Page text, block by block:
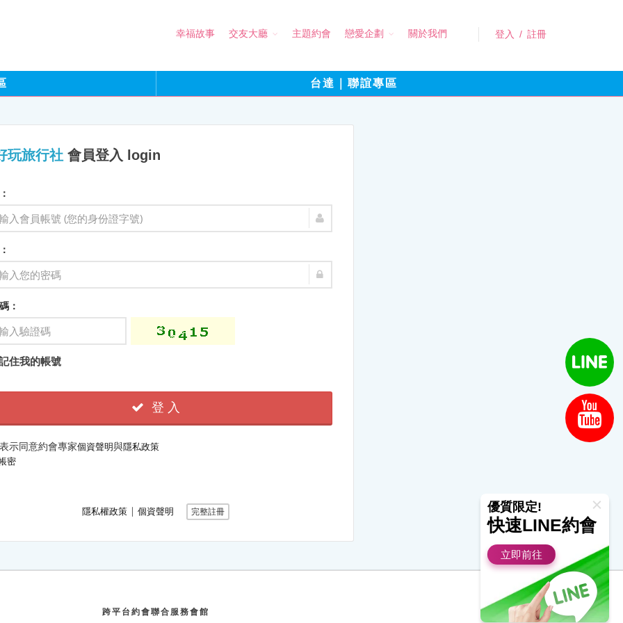
登入 / 註冊
幸福故事 交友大廳 主題約會 戀愛企劃 關於我們
台達｜聯誼專區
玩旅行社會員登入 login
：
住我的帳號
登 入
示同意約會專家個資聲明與隱私政策
密
隱私權政策 ∣ 個資聲明 完整註冊
跨平台約會聯合服務會館
優質限定!
快速LINE約會
立即前往